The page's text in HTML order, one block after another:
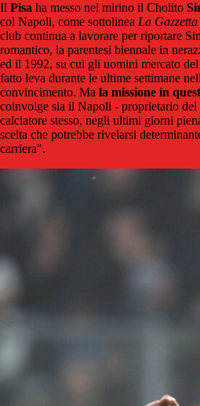
Il Pisa ha messo nel mirino il Cholito
col Napoli, come sottolinea La
club continua a lavorare per riportare
romantico, la parentesi biennale in
ed il 1992, su cui gli uomini mercato
fatto leva durante le ultime settimane
convincimento. Ma la missione in
coinvolge sia il Napoli - proprietario
calciatore stesso, negli ultimi giorni
scelta che potrebbe rivelarsi
carriera".